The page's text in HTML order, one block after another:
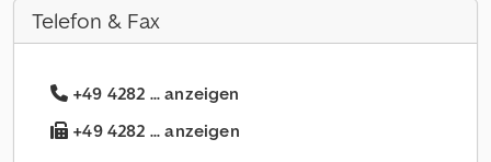
Telefon & Fax
+49 4282 ... anzeigen
+49 4282 ... anzeigen